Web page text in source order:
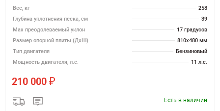
Вес, кг
258
Глубина уплотнения песка, см
39
Max преодолеваемый уклон
17 градусов
Размер опорной плиты (ДхШ)
810х480 мм
Тип двигателя
Бензиновый
Мощность двигателя, л.с.
11 л.с.
210 000 ₽
Есть в наличии